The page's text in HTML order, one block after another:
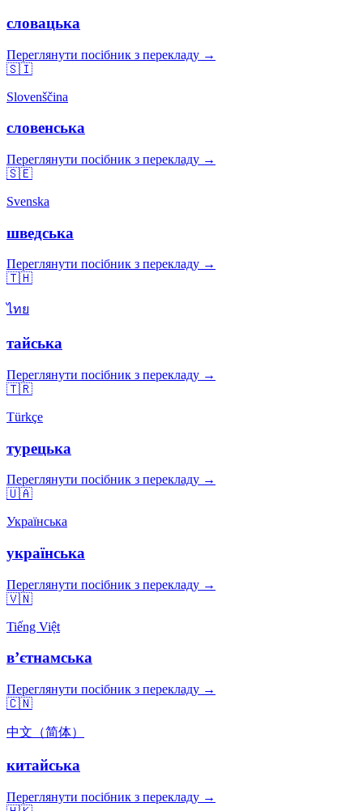
словацька
Переглянути посібник з перекладу →
🇸🇮
Slovenščina
словенська
Переглянути посібник з перекладу →
🇸🇪
Svenska
шведська
Переглянути посібник з перекладу →
🇹🇭
ไทย
тайська
Переглянути посібник з перекладу →
🇹🇷
Türkçe
турецька
Переглянути посібник з перекладу →
🇺🇦
Українська
українська
Переглянути посібник з перекладу →
🇻🇳
Tiếng Việt
вʼєтнамська
Переглянути посібник з перекладу →
🇨🇳
中文（简体）
китайська
Переглянути посібник з перекладу →